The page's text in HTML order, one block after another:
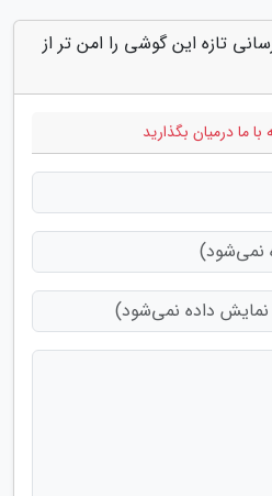
تازه این گوشی را امن تر از
ما درمیان بگذارید